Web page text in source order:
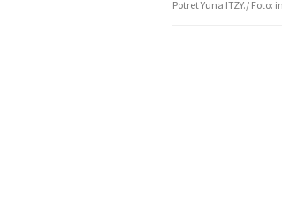
Potret Yuna ITZY./